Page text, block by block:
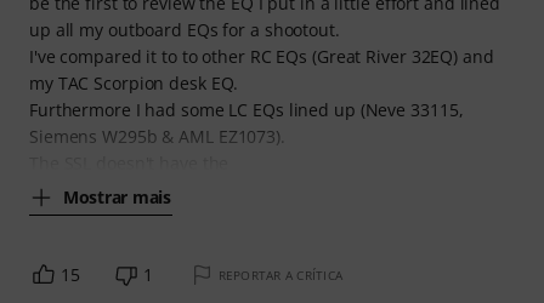
up all my outboard EQs for a shootout.
I've compared it to to other RC EQs (Great River 32EQ) and
my TAC Scorpion desk EQ.
Furthermore I had some LC EQs lined up (Neve 33115,
Siemens W295b & AML EZ1073).
Mostrar mais
15 1 REPORTAR A CRÍTICA